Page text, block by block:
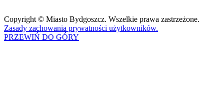
Copyright © Miasto Bydgoszcz. Wszelkie prawa zastrzeżone.
Zasady zachowania prywatności użytkowników.
PRZEWIŃ DO GÓRY